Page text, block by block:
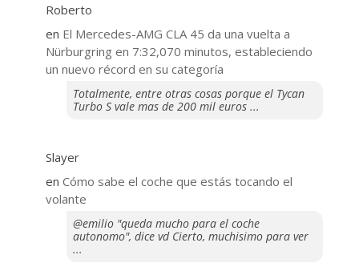
Roberto
en El Mercedes-AMG CLA 45 da una vuelta a
Nürburgring en 7:32,070 minutos, estableciendo
un nuevo récord en su categoría
Totalmente, entre otras cosas porque el Tycan
Turbo S vale mas de 200 mil euros ...
Slayer
en ​Cómo sabe el coche que estás tocando el
volante
@emilio "queda mucho para el coche
autonomo", dice vd Cierto, muchisimo para ver
...